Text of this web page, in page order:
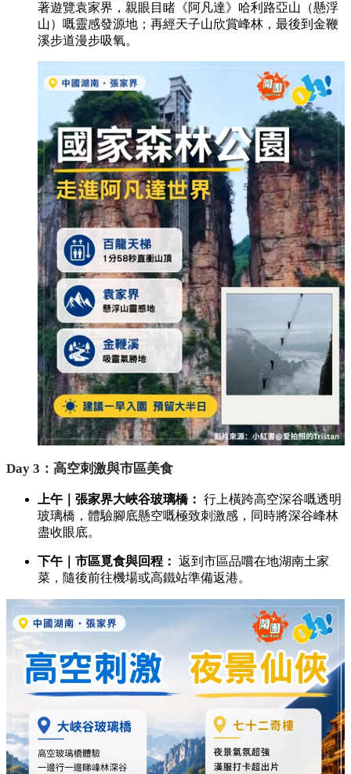
著遊覽袁家界，親眼目睹《阿凡達》哈利路亞山（懸浮
山）嘅靈感發源地；再經天子山欣賞峰林，最後到金鞭
溪步道漫步吸氧。
Day 3：高空刺激與市區美食
上午｜張家界大峽谷玻璃橋： 行上橫跨高空深谷嘅透明
玻璃橋，體驗腳底懸空嘅極致刺激感，同時將深谷峰林
盡收眼底。
下午｜市區覓食與回程： 返到市區品嚐在地湖南土家
菜，隨後前往機場或高鐵站準備返港。